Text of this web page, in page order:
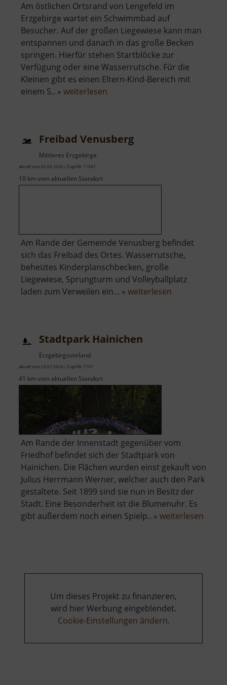
Am östlichen Ortsrand von Lengefeld im
Erzgebirge wartet ein Schwimmbad auf
Besucher. Auf der großen Liegewiese kann man
entspannen und danach in das große Becken
springen. Hierfür stehen Startblöcke zur
Verfügung oder eine Wasserrutsche. Für die
Kleinen gibt es einen Eltern-Kind-Bereich mit
einem S.. » weiterlesen
Freibad Venusberg
Mittleres Erzgebirge
aktuell vom 06.06.2026 / Zugriffe: 11987
10 km vom aktuellen Standort
Am Rande der Gemeinde Venusberg befindet
sich das Freibad des Ortes. Wasserrutsche,
beheiztes Kinderplanschbecken, große
Liegewiese, Sprungturm und Volleyballplatz
laden zum Verweilen ein... » weiterlesen
Stadtpark Hainichen
Erzgebirgsvorland
aktuell vom 23.07.2024 / Zugriffe: 7197
41 km vom aktuellen Standort
Am Rande der Innenstadt gegenüber vom
Friedhof befindet sich der Stadtpark von
Hainichen. Die Flächen wurden einst gekauft von
Julius Herrmann Werner, welcher auch den Park
gestaltete. Seit 1899 sind sie nun in Besitz der
Stadt. Eine Besonderheit ist die Blumenuhr. Es
gibt außerdem noch einen Spielp.. » weiterlesen
Um dieses Projekt zu finanzieren,
wird hier Werbung eingeblendet.
Cookie-Einstellungen ändern.